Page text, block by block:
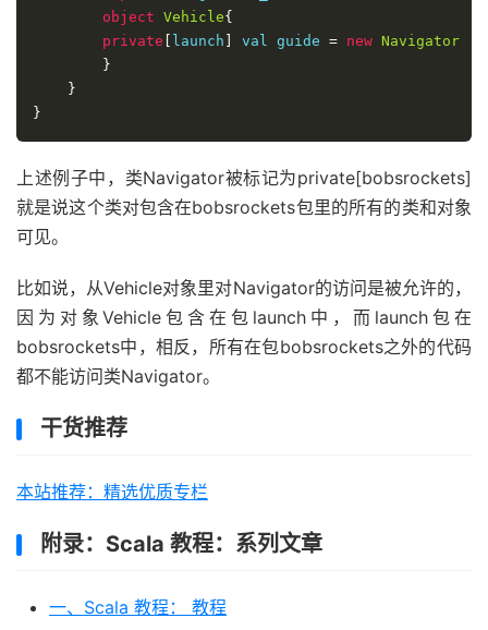
object Vehicle{
private
launch val guide = new Navigator
}
}
}
上述例子中，类Navigator被标记为private[bobsrockets]
就是说这个类对包含在bobsrockets包里的所有的类和对象
可见。
比如说，从Vehicle对象里对Navigator的访问是被允许的，
因为对象Vehicle包含在包launch中，而launch包在
bobsrockets中，相反，所有在包bobsrockets之外的代码
都不能访问类Navigator。
干货推荐
本站推荐：精选优质专栏
附录：Scala 教程：系列文章
一、Scala 教程： 教程